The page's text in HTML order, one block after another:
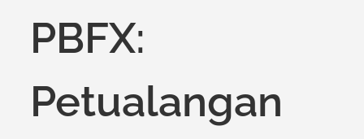
PBFX:
Petualangan